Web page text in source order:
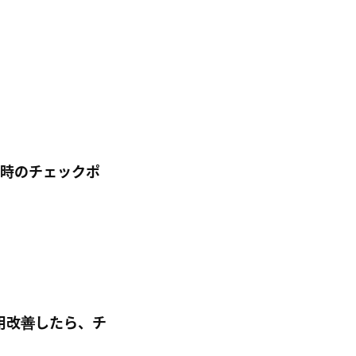
のチェックポ
善したら、チ